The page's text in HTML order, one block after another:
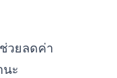
วยลดค่า
นะ